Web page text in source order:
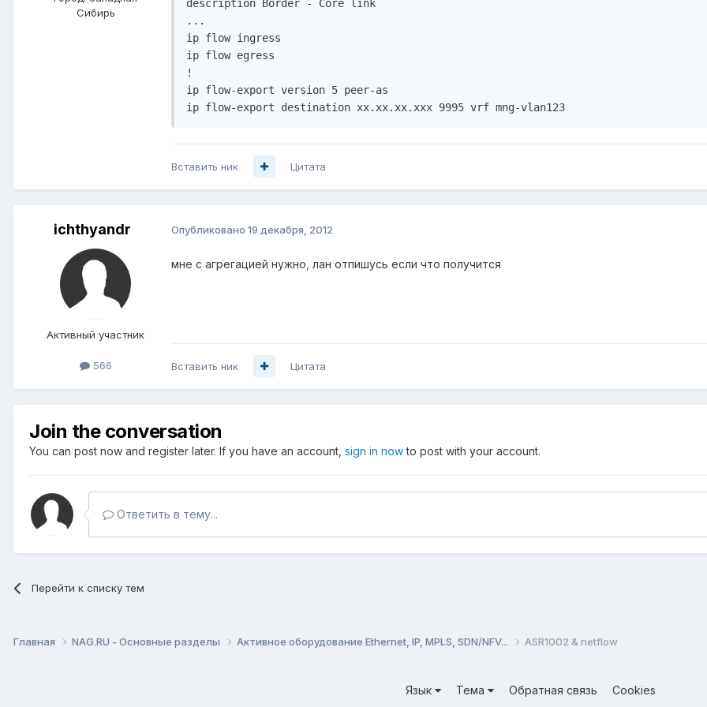
Сибирь
description Border - Core link
...
ip flow ingress
ip flow egress
!
ip flow-export version 5 peer-as
Вставить ник Цитата
ichthyandr
Активный участник
566
Опубликовано 19 декабря, 2012
мне с агрегацией нужно, лан отпишусь если что получится
Вставить ник Цитата
Join the conversation
You can post now and register later. If you have an account, sign in nowto post with your account.
Ответить в тему...
Перейти к списку тем
Главная NAG.RU - Основные разделы Активное оборудование Ethernet, IP, MPLS, SDN/NFV... ASR1002 & netflow
Язык Тема Обратная связь
Cookies